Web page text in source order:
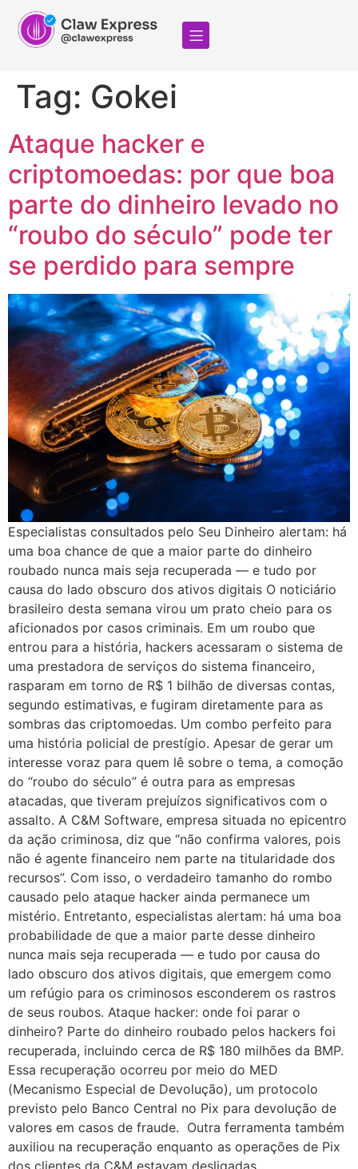
Tag: Gokei
Ataque hacker e
criptomoedas: por que boa
parte do dinheiro levado no
“roubo do século” pode ter
se perdido para sempre
Especialistas consultados pelo Seu Dinheiro alertam: há
uma boa chance de que a maior parte do dinheiro
roubado nunca mais seja recuperada — e tudo por
causa do lado obscuro dos ativos digitais O noticiário
brasileiro desta semana virou um prato cheio para os
aficionados por casos criminais. Em um roubo que
entrou para a história, hackers acessaram o sistema de
uma prestadora de serviços do sistema financeiro,
rasparam em torno de R$ 1 bilhão de diversas contas,
segundo estimativas, e fugiram diretamente para as
sombras das criptomoedas. Um combo perfeito para
uma história policial de prestígio. Apesar de gerar um
interesse voraz para quem lê sobre o tema, a comoção
do “roubo do século” é outra para as empresas
atacadas, que tiveram prejuízos significativos com o
assalto. A C&M Software, empresa situada no epicentro
da ação criminosa, diz que “não confirma valores, pois
não é agente financeiro nem parte na titularidade dos
recursos”. Com isso, o verdadeiro tamanho do rombo
causado pelo ataque hacker ainda permanece um
mistério. Entretanto, especialistas alertam: há uma boa
probabilidade de que a maior parte desse dinheiro
nunca mais seja recuperada — e tudo por causa do
lado obscuro dos ativos digitais, que emergem como
um refúgio para os criminosos esconderem os rastros
de seus roubos. Ataque hacker: onde foi parar o
dinheiro? Parte do dinheiro roubado pelos hackers foi
recuperada, incluindo cerca de R$ 180 milhões da BMP.
Essa recuperação ocorreu por meio do MED
(Mecanismo Especial de Devolução), um protocolo
previsto pelo Banco Central no Pix para devolução de
valores em casos de fraude. Outra ferramenta também
auxiliou na recuperação enquanto as operações de Pix